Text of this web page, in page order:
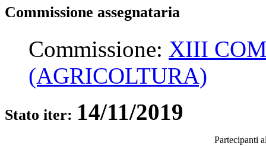
Commissione assegnataria
Commissione: XIII
(AGRICOLTURA)
Stato iter: 14/11/2019
Partecipanti